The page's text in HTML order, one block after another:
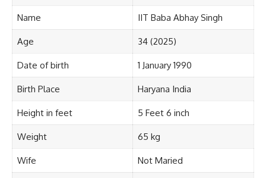
Name IIT Baba Abhay Singh
Age 34 (2025)
Date of birth 1 January 1990
Birth Place Haryana India
Height in feet 5 Feet 6 inch
Weight 65 kg
Wife Not Maried